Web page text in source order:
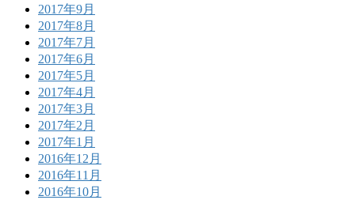
2017年9月
2017年8月
2017年7月
2017年6月
2017年5月
2017年4月
2017年3月
2017年2月
2017年1月
2016年12月
2016年11月
2016年10月